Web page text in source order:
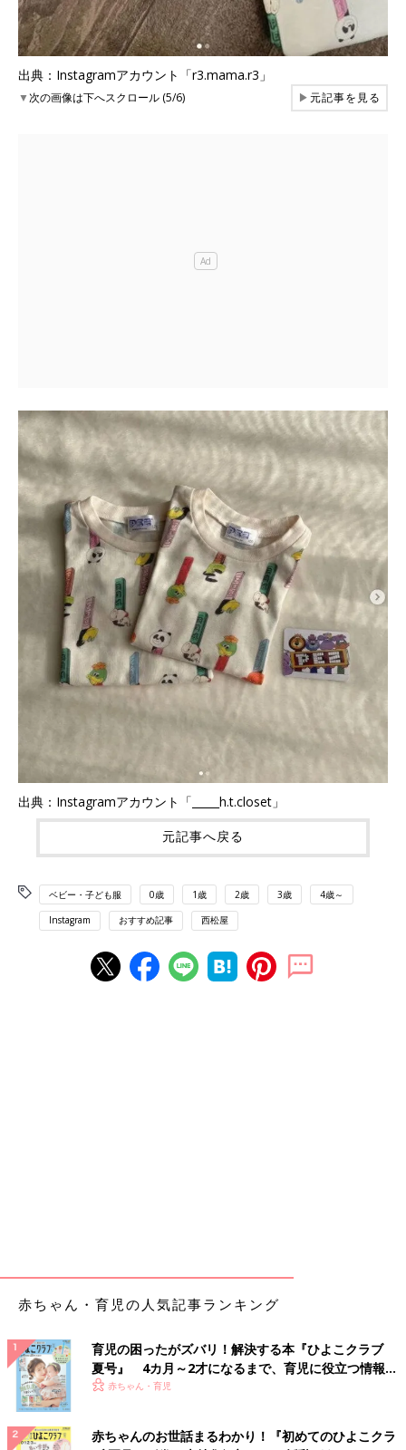
出典：Instagramアカウント「r3.mama.r3」
▼次の画像は下へスクロール (5/6) ▶元記事を見る
出典：Instagramアカウント「_____h.t.closet」
元記事へ戻る
ベビー・子ども服 0歳 1歳 2歳 3歳 4歳～
Instagram おすすめ記事 西松屋
赤ちゃん・育児の人気記事ランキング
育児の困ったがズバリ！解決する本『ひよこクラブ
夏号』 4カ月～2才になるまで、育児に役立つ情報が
いっぱい！
赤ちゃん・育児
赤ちゃんのお世話まるわかり！『初めてのひよこクラ